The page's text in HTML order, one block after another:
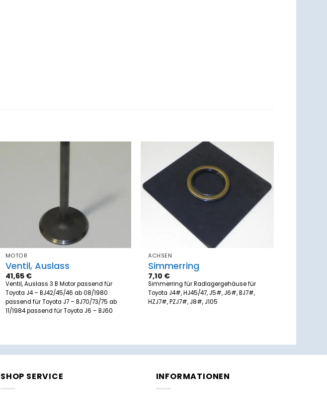
MOTOR
Ventil, Auslass
41,65 €
Ventil, Auslass 3 B Motor passend für
Toyota J4 – BJ42/45/46 ab 08/1980
passend für Toyota J7 – BJ70/73/75 ab
11/1984 passend für Toyota J6 – BJ60
Zum
Merkzettel
hinzufügen
ACHSEN
Simmerring
7,10 €
Simmerring für Radlagergehäuse für
Toyota J4#, HJ45/47, J5#, J6#, BJ7#,
HZJ7#, PZJ7#, J8#, J105
SHOP SERVICE INFORMATIONEN